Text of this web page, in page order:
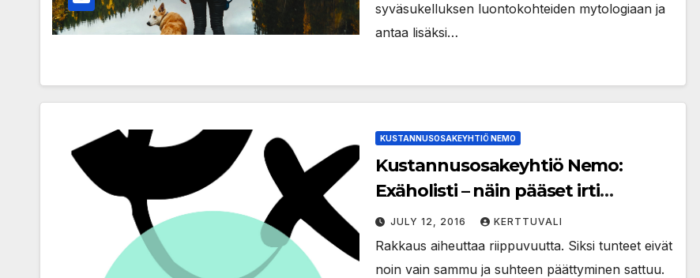
syväsukelluksen luontokohteiden mytologiaan ja
antaa lisäksi…
KUSTANNUSOSAKEYHTIÖ NEMO
Kustannusosakeyhtiö Nemo:
Exäholisti – näin pääset irti
entisestä
JULY 12, 2016 KERTTUVALI
Rakkaus aiheuttaa riippuvuutta. Siksi tunteet eivät
noin vain sammu ja suhteen päättyminen sattuu.